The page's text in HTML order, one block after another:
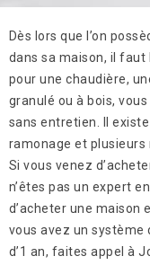
Dès lors que l’on
dans sa maison, il faut
pour une chaudière,
granulé ou à bois,
sans entretien. Il
ramonage et plusieurs
Si vous venez
n’êtes pas un expert
d’acheter une maison
vous avez un système
d’1 an, faites appel à